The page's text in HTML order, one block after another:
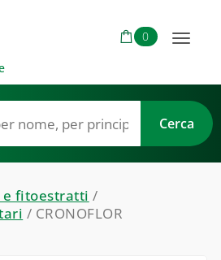
0
Toggle
fitoestratti /
/ CRONOFLOR